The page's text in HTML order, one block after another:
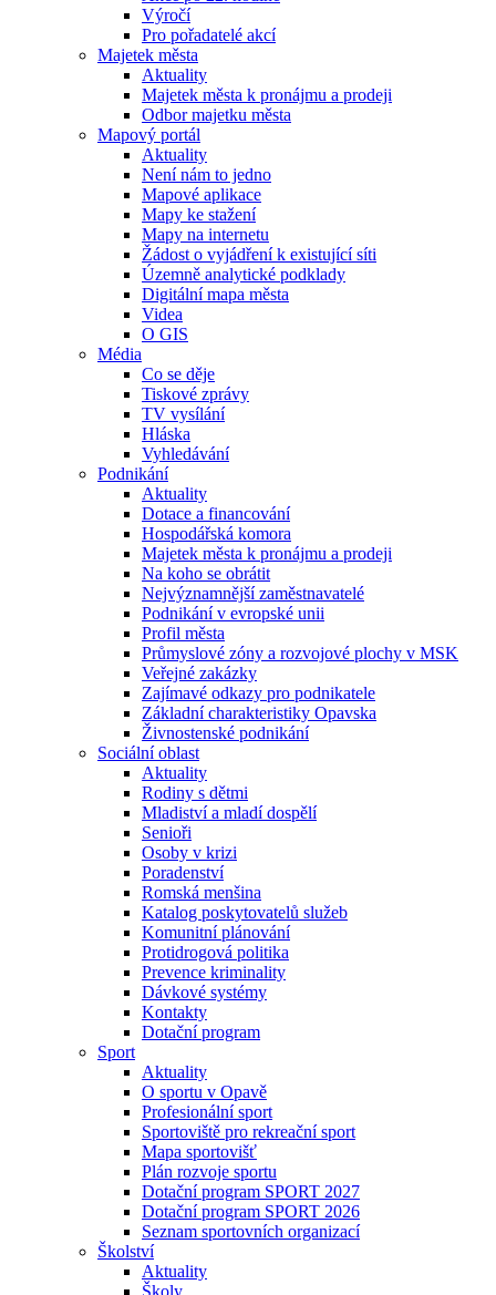
Výročí
Pro pořadatelé akcí
Majetek města
Aktuality
Majetek města k pronájmu a prodeji
Odbor majetku města
Mapový portál
Aktuality
Není nám to jedno
Mapové aplikace
Mapy ke stažení
Mapy na internetu
Žádost o vyjádření k existující síti
Územně analytické podklady
Digitální mapa města
Videa
O GIS
Média
Co se děje
Tiskové zprávy
TV vysílání
Hláska
Vyhledávání
Podnikání
Aktuality
Dotace a financování
Hospodářská komora
Majetek města k pronájmu a prodeji
Na koho se obrátit
Nejvýznamnější zaměstnavatelé
Podnikání v evropské unii
Profil města
Průmyslové zóny a rozvojové plochy v MSK
Veřejné zakázky
Zajímavé odkazy pro podnikatele
Základní charakteristiky Opavska
Živnostenské podnikání
Sociální oblast
Aktuality
Rodiny s dětmi
Mladiství a mladí dospělí
Senioři
Osoby v krizi
Poradenství
Romská menšina
Katalog poskytovatelů služeb
Komunitní plánování
Protidrogová politika
Prevence kriminality
Dávkové systémy
Kontakty
Dotační program
Sport
Aktuality
O sportu v Opavě
Profesionální sport
Sportoviště pro rekreační sport
Mapa sportovišť
Plán rozvoje sportu
Dotační program SPORT 2027
Dotační program SPORT 2026
Seznam sportovních organizací
Školství
Aktuality